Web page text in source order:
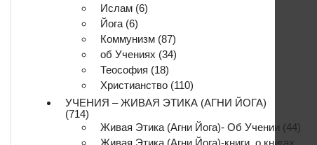
Ислам (6)
Йога (6)
Коммунизм (87)
об Учениях (34)
Теософия (18)
Христианство (110)
УЧЕНИЯ – ЖИВАЯ ЭТИКА (АГНИ ЙОГА)
(714)
Живая Этика (Агни Йога)- Об Учении (44)